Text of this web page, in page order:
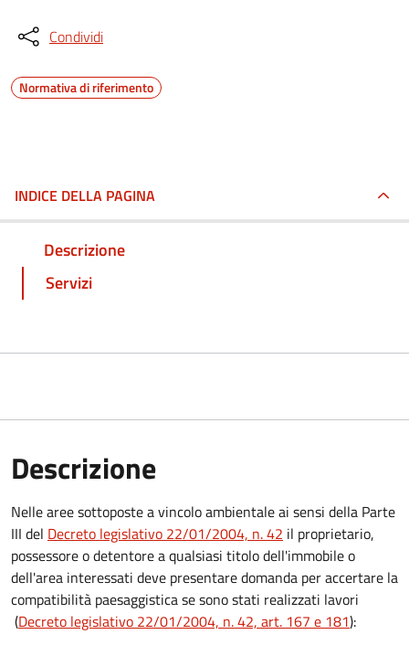
Condividi
Normativa di riferimento
INDICE DELLA PAGINA
Descrizione
Servizi
Descrizione
Nelle aree sottoposte a vincolo ambientale ai sensi della Parte
III del Decreto legislativo 22/01/2004, n. 42 il proprietario,
possessore o detentore a qualsiasi titolo dell'immobile o
dell'area interessati deve presentare domanda per accertare la
compatibilità paesaggistica se sono stati realizzati lavori
(Decreto legislativo 22/01/2004, n. 42, art. 167 e 181):